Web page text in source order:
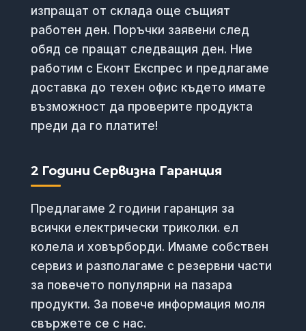
изпращат от склада още същият
работен ден. Поръчки заявени след
обяд се пращат следващия ден. Ние
работим с Еконт Експрес и предлагаме
доставка до техен офис където имате
възможност да проверите продукта
преди да го платите!
2 Години Сервизна Гаранция
Предлагаме 2 години гаранция за
всички електрически триколки. ел
колела и ховърборди. Имаме собствен
сервиз и разполагаме с резервни части
за повечето популярни на пазара
продукти. За повече информация моля
свържете се с нас.